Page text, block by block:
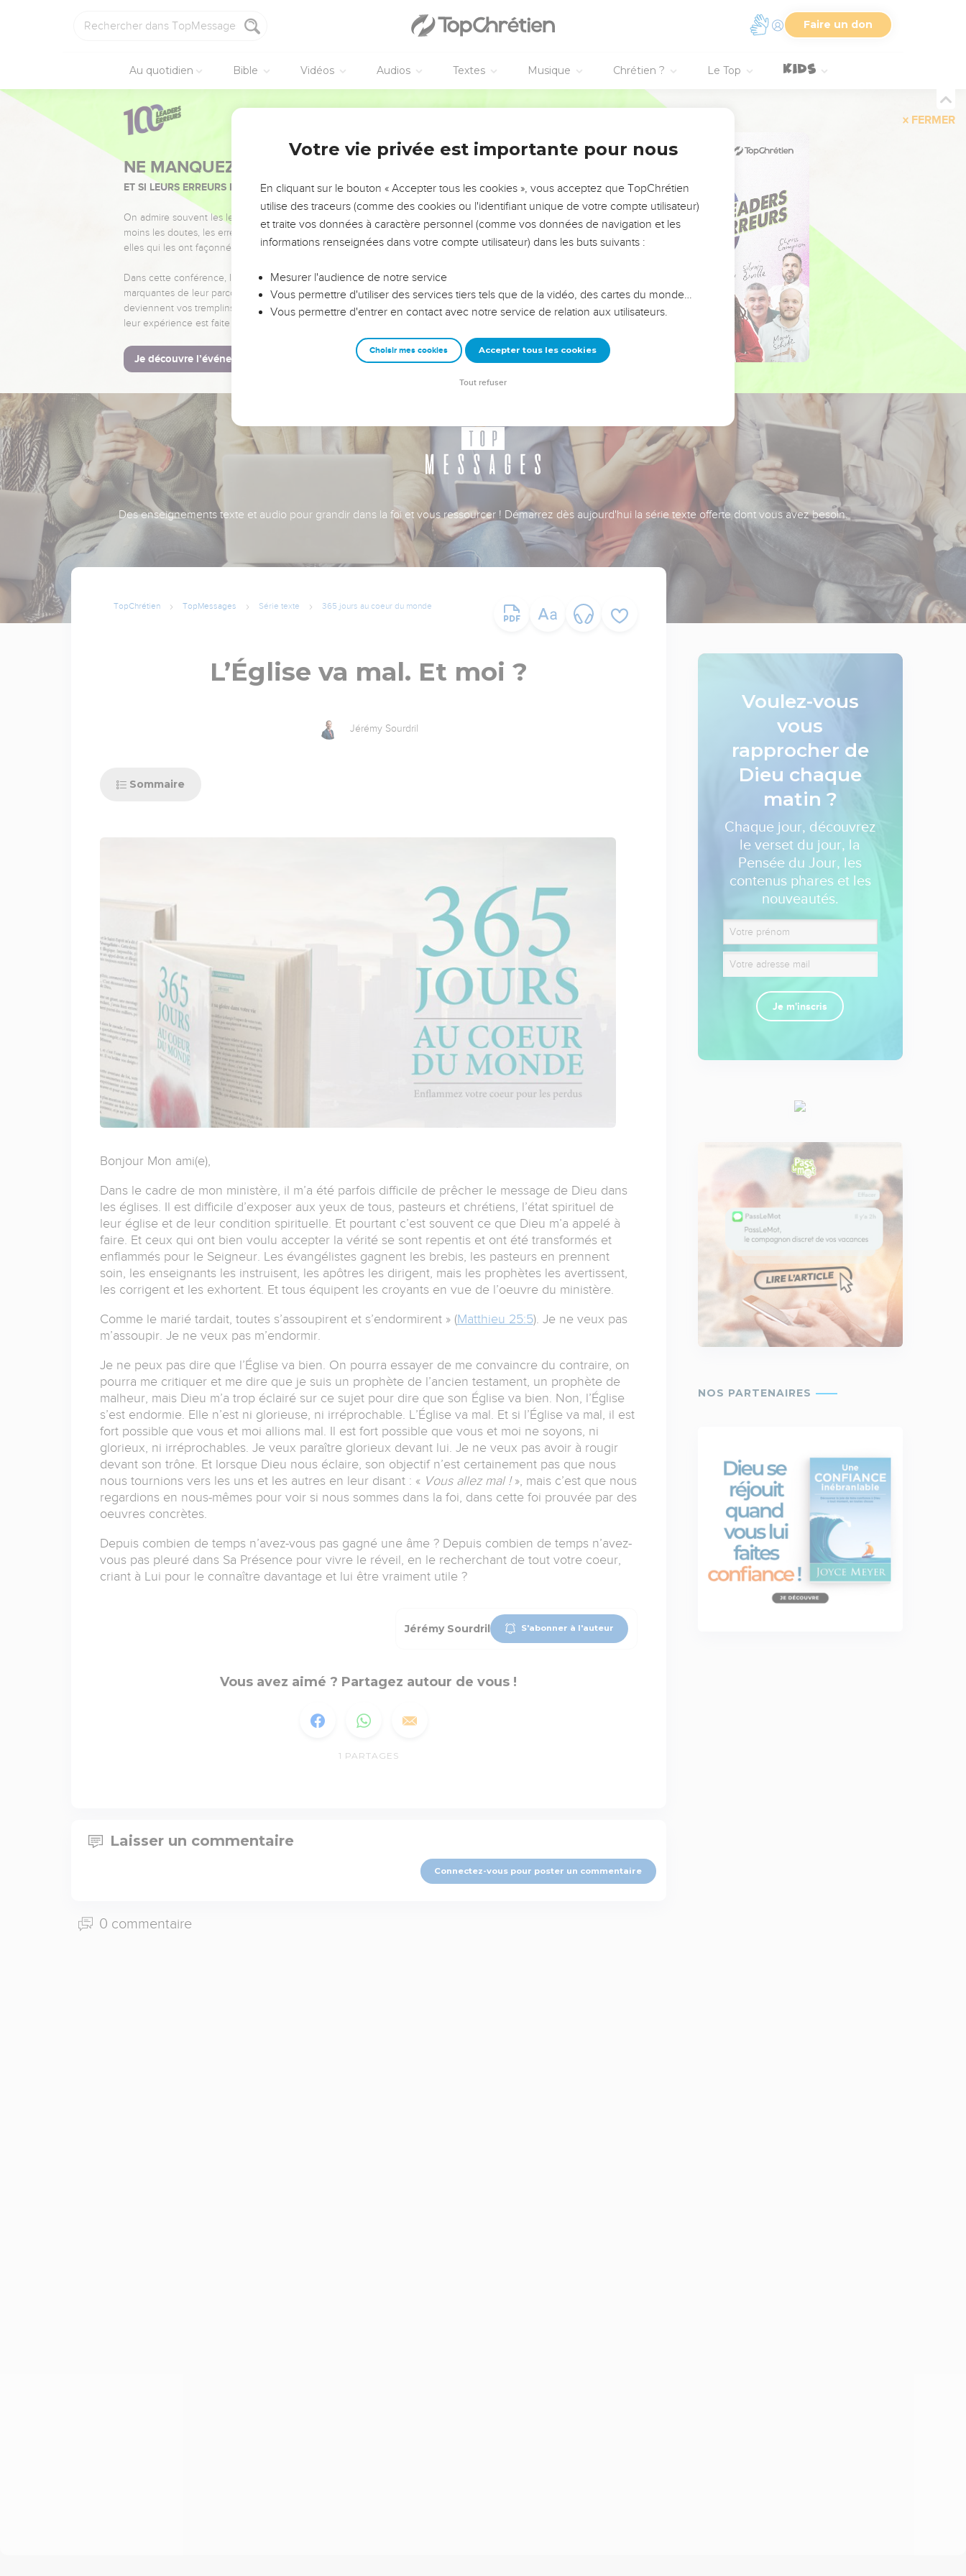
Faire un don
Au quotidien Bible Vidéos Audios Textes Musique Chrétien ? Le Top
FERMER
NE MANQUEZ PAS L’ÉVÉNEMENT DE L’ANNÉE !
ET SI LEURS ERREURS POUVAIENT VOUS ÉVITER LES VOTRES ?
On admire souvent les leaders pour leurs réussites, leur impact, leur foi ou leur vision. Mais on voit
moins les doutes, les erreurs et les saisons difficiles qu'ils ont traversés, alors même que ce sont
elles qui les ont façonnés.
Dans cette conférence, leaders, entrepreneurs, et responsables reviennent sur les erreurs
marquantes de leur parcours et les clés pour avancer avec plus de sagesse afin que leurs erreurs
deviennent vos tremplins. Que vous guidiez un ministère, une équipe, un groupe ou une famille,
leur expérience est faite pour vous.
Je découvre l’événement
Des enseignements texte et audio pour grandir dans la foi et vous ressourcer ! Démarrez dès aujourd'hui la série texte offerte dont vous avez besoin.
TopChrétien TopMessages Série texte 365 jours au coeur du monde
L’Église va mal. Et moi ?
Jérémy Sourdril
Sommaire
Bonjour Mon ami(e),
Dans le cadre de mon ministère, il m’a été parfois difficile de prêcher le message de Dieu dans
les églises. Il est difficile d’exposer aux yeux de tous, pasteurs et chrétiens, l’état spirituel de
leur église et de leur condition spirituelle. Et pourtant c’est souvent ce que Dieu m’a appelé à
faire. Et ceux qui ont bien voulu accepter la vérité se sont repentis et ont été transformés et
enflammés pour le Seigneur. Les évangélistes gagnent les brebis, les pasteurs en prennent
soin, les enseignants les instruisent, les apôtres les dirigent, mais les prophètes les avertissent,
les corrigent et les exhortent. Et tous équipent les croyants en vue de l’oeuvre du ministère.
Comme le marié tardait, toutes s’assoupirent et s’endormirent » (Matthieu 25:5). Je ne veux pas
m’assoupir. Je ne veux pas m’endormir.
Je ne peux pas dire que l’Église va bien. On pourra essayer de me convaincre du contraire, on
pourra me critiquer et me dire que je suis un prophète de l’ancien testament, un prophète de
malheur, mais Dieu m’a trop éclairé sur ce sujet pour dire que son Église va bien. Non, l’Église
s’est endormie. Elle n’est ni glorieuse, ni irréprochable. L’Église va mal. Et si l’Église va mal, il est
fort possible que vous et moi allions mal. Il est fort possible que vous et moi ne soyons, ni
glorieux, ni irréprochables. Je veux paraître glorieux devant lui. Je ne veux pas avoir à rougir
devant son trône. Et lorsque Dieu nous éclaire, son objectif n’est certainement pas que nous
nous tournions vers les uns et les autres en leur disant : « Vous allez mal ! », mais c’est que nous
regardions en nous-mêmes pour voir si nous sommes dans la foi, dans cette foi prouvée par des
oeuvres concrètes.
Depuis combien de temps n’avez-vous pas gagné une âme ? Depuis combien de temps n’avez-
vous pas pleuré dans Sa Présence pour vivre le réveil, en le recherchant de tout votre coeur,
criant à Lui pour le connaître davantage et lui être vraiment utile ?
Jérémy Sourdril S'abonner à l'auteur
Vous avez aimé ? Partagez autour de vous !
1 PARTAGES
Laisser un commentaire
Connectez-vous pour poster un commentaire
0 commentaire
Voulez-vous
vous
rapprocher de
Dieu chaque
matin ?
Chaque jour, découvrez
le verset du jour, la
Pensée du Jour, les
contenus phares et les
nouveautés.
Je m'inscris
Votre vie privée est importante pour nous
En cliquant sur le bouton « Accepter tous les cookies », vous acceptez que TopChrétien
utilise des traceurs (comme des cookies ou l'identifiant unique de votre compte utilisateur)
et traite vos données à caractère personnel (comme vos données de navigation et les
informations renseignées dans votre compte utilisateur) dans les buts suivants :
Mesurer l'audience de notre service
Vous permettre d'utiliser des services tiers tels que de la vidéo, des cartes du monde…
Vous permettre d'entrer en contact avec notre service de relation aux utilisateurs.
Choisir mes cookies Accepter tous les cookies
Tout refuser